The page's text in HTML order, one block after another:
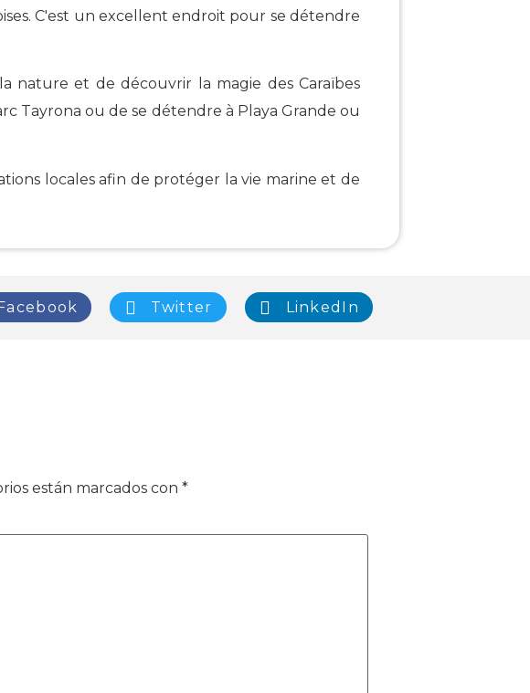
C'est un excellent endroit pour se détendre
nature et de découvrir la magie des Caraïbes
Tayrona ou de se détendre à Playa Grande ou
locales afin de protéger la vie marine et de
Twitter LinkedIn
están marcados con *